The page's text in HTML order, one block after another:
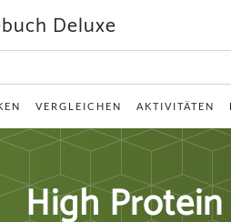
Deluxe
VERGLEICHEN AKTIVITÄTEN
High